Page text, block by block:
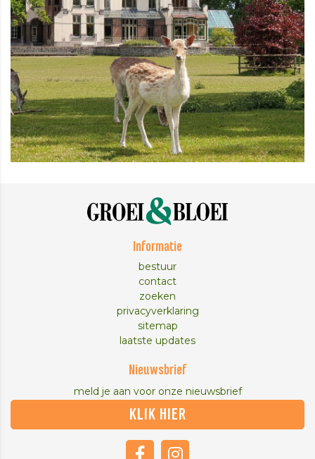
Informatie
bestuur
contact
zoeken
privacyverklaring
sitemap
laatste updates
Nieuwsbrief
meld je aan voor onze nieuwsbrief
KLIK HIER